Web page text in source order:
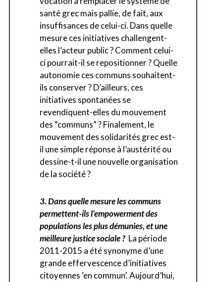
santé grec mais pallie, de fait, aux
insuffisances de celui-ci. Dans quelle
mesure ces initiatives challengent-
elles l’acteur public ? Comment celui-
ci pourrait-il se repositionner ? Quelle
autonomie ces communs souhaitent-
ils conserver ? D’ailleurs, ces
initiatives spontanées se
revendiquent-elles du mouvement
des “communs” ? Finalement, le
mouvement des solidarités grec est-
il une simple réponse à l’austérité ou
dessine-t-il une nouvelle organisation
de la société ?
3. Dans quelle mesure les communs
permettent-ils l’empowerment des
populations les plus démunies, et une
meilleure justice sociale ?La période
2011-2015 a été synonyme d’une
grande effervescence d’initiatives
citoyennes ‘en commun’. Aujourd’hui,